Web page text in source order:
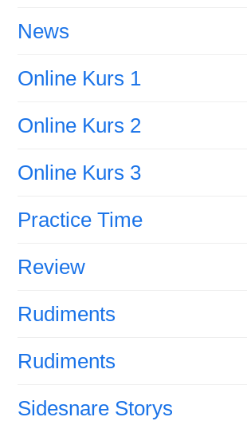
News
Online Kurs 1
Online Kurs 2
Online Kurs 3
Practice Time
Review
Rudiments
Rudiments
Sidesnare Storys